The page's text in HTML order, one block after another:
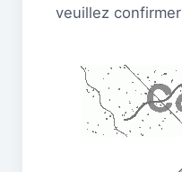
veuillez